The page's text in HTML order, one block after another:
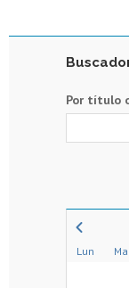
Por título
Lun